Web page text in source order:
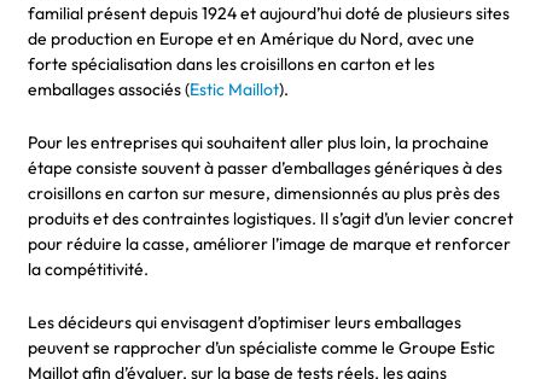
familial présent depuis 1924 et aujourd’hui doté de plusieurs sites
de production en Europe et en Amérique du Nord, avec une
forte spécialisation dans les croisillons en carton et les
emballages associés (Estic Maillot).
Pour les entreprises qui souhaitent aller plus loin, la prochaine
étape consiste souvent à passer d’emballages génériques à des
croisillons en carton sur mesure, dimensionnés au plus près des
produits et des contraintes logistiques. Il s’agit d’un levier concret
pour réduire la casse, améliorer l’image de marque et renforcer
la compétitivité.
Les décideurs qui envisagent d’optimiser leurs emballages
peuvent se rapprocher d’un spécialiste comme le Groupe Estic
Maillot afin d’évaluer, sur la base de tests réels, les gains